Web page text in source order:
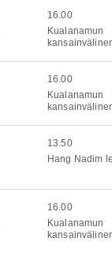
16.00
Kualanamun
16.00
Kualanamun
13.50
Hang Nadim
16.00
Kualanamun